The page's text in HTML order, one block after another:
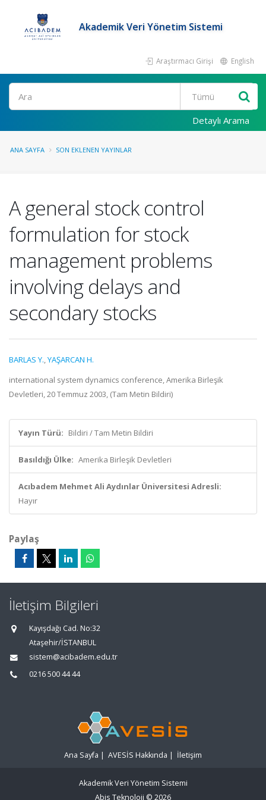
Akademik Veri Yönetim Sistemi
Araştırmacı Girişi English
Ara
Detaylı Arama
ANA SAYFA SON EKLENEN YAYINLAR
A general stock control
formulation for stock
management problems
involving delays and
secondary stocks
BARLAS Y.,YAŞARCAN H.
international system dynamics conference, Amerika Birleşik
Devletleri, 20 Temmuz 2003, (Tam Metin Bildiri)
Yayın Türü: Bildiri / Tam Metin Bildiri
Basıldığı Ülke: Amerika Birleşik Devletleri
Acıbadem Mehmet Ali Aydınlar Üniversitesi Adresli:
Hayır
Paylaş
İletişim Bilgileri
Kayışdağı Cad. No:32
Ataşehir/İSTANBUL
sistem@acibadem.edu.tr
0216 500 44 44
Ana Sayfa | AVESİS Hakkında | İletişim
Akademik Veri Yönetim Sistemi
Abis Teknoloji © 2026